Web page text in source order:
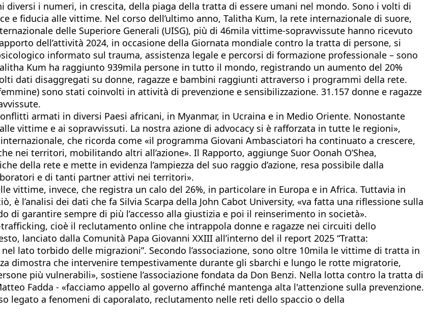
diversi i numeri, in crescita, della piaga della tratta di essere umani nel mondo. Sono i volti di
e fiducia alle vittime. Nel corso dell’ultimo anno, Talitha Kum, la rete internazionale di suore,
delle Superiore Generali (UISG), più di 46mila vittime-sopravvissute hanno ricevuto
dell’attività 2024, in occasione della Giornata mondiale contro la tratta di persone, si
informato sul trauma, assistenza legale e percorsi di formazione professionale – sono
Kum ha raggiunto 939mila persone in tutto il mondo, registrando un aumento del 20%
dati disaggregati su donne, ragazze e bambini raggiunti attraverso i programmi della rete.
sono stati coinvolti in attività di prevenzione e sensibilizzazione. 31.157 donne e ragazze
armati in diversi Paesi africani, in Myanmar, in Ucraina e in Medio Oriente. Nonostante
vittime e ai sopravvissuti. La nostra azione di advocacy si è rafforzata in tutte le regioni»,
che ricorda come «il programma Giovani Ambasciatori ha continuato a crescere,
nei territori, mobilitando altri all’azione». Il Rapporto, aggiunge Suor Oonah O’Shea,
della rete e mette in evidenza l’ampiezza del suo raggio d’azione, resa possibile dalla
e di tanti partner attivi nei territori».
vittime, invece, che registra un calo del 26%, in particolare in Europa e in Africa. Tuttavia in
l’analisi dei dati che fa Silvia Scarpa della John Cabot University, «va fatta una riflessione sulla
di garantire sempre di più l’accesso alla giustizia e poi il reinserimento in società».
cioè il reclutamento online che intrappola donne e ragazze nei circuiti dello
lanciato dalla Comunità Papa Giovanni XXIII all’interno del il report 2025 “Tratta:
lato torbido delle migrazioni”. Secondo l’associazione, sono oltre 10mila le vittime di tratta in
dimostra che intervenire tempestivamente durante gli sbarchi e lungo le rotte migratorie,
più vulnerabili», sostiene l’associazione fondata da Don Benzi. Nella lotta contro la tratta di
Fadda - «facciamo appello al governo affinché mantenga alta l'attenzione sulla prevenzione.
legato a fenomeni di caporalato, reclutamento nelle reti dello spaccio o della